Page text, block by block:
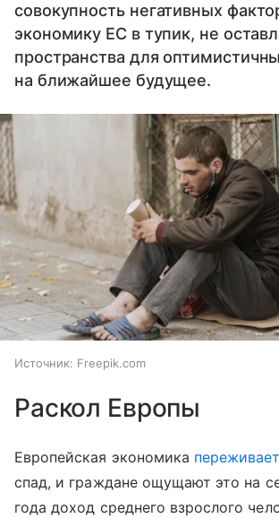
совокупность негативных
экономику ЕС в тупик, не
пространства для
на ближайшее будущее.
Источник: Freepik.com
Раскол Европы
Европейская экономика переживает
спад, и граждане ощущают это на
года доход среднего взрослого